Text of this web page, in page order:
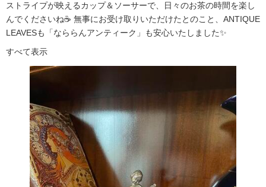
ストライプが映えるカップ＆ソーサーで、日々のお茶の時間を楽し
んでくださいね☕ 無事にお受け取りいただけたとのこと、ANTIQUE
LEAVESも「なららんアンティーク」も安心いたしました✨
すべて表示